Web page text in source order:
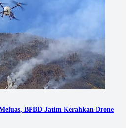
BPBD Jatim Kerahkan Drone